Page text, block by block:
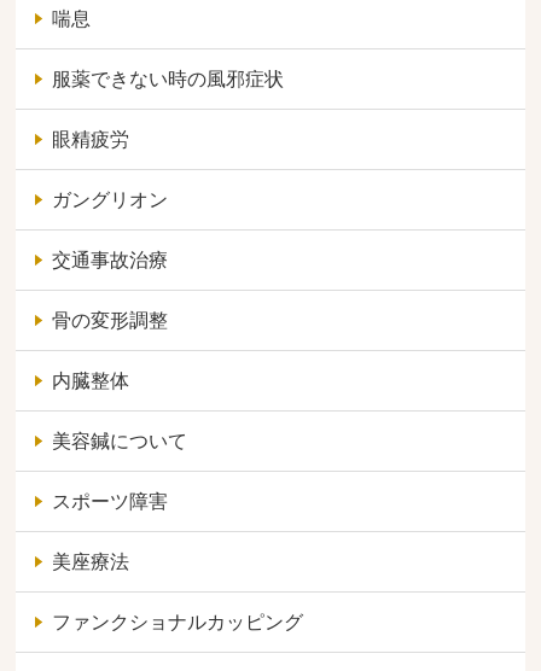
喘息
服薬できない時の風邪症状
眼精疲労
ガングリオン
交通事故治療
骨の変形調整
内臓整体
美容鍼について
スポーツ障害
美座療法
ファンクショナルカッピング